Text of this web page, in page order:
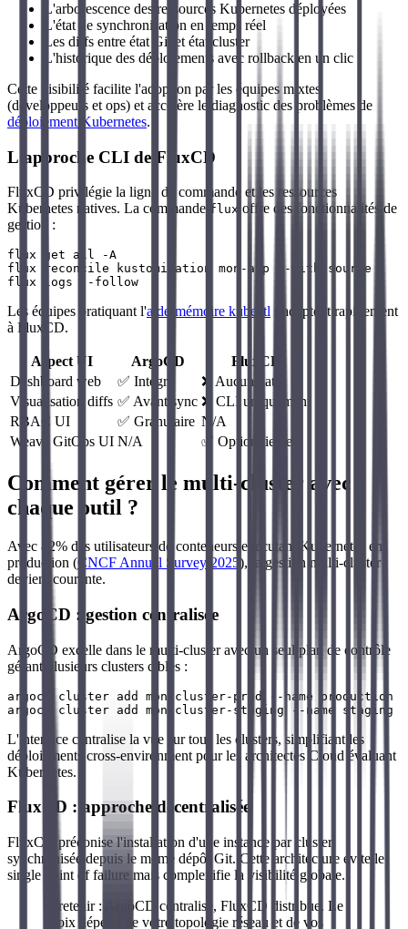
L'arborescence des ressources Kubernetes déployées
L'état de synchronisation en temps réel
Les diffs entre état Git et état cluster
L'historique des déploiements avec rollback en un clic
Cette visibilité facilite l'adoption par les équipes mixtes
(développeurs et ops) et accélère le diagnostic des problèmes de
déploiement Kubernetes.
L'approche CLI de FluxCD
FluxCD privilégie la ligne de commande et les ressources
Kubernetes natives. La commande flux offre des fonctionnalités de
gestion :
flux get all -A
flux reconcile kustomization mon-app --with-source
Les équipes pratiquant l'aide-mémoire kubectl s'adaptent rapidement
à FluxCD.
Aspect UI ArgoCD
FluxCD
Dashboard web
✅ Intégré
❌ Aucun natif
Visualisation diffs ✅ Avant sync ❌ CLI uniquement
RBAC UI
✅ Granulaire N/A
Weave GitOps UI N/A ✅ Option tierce
Comment gérer le multi-cluster avec
chaque outil ?
Avec 82% des utilisateurs de conteneurs exécutant Kubernetes en
production (CNCF Annual Survey 2025 ), la gestion multi-cluster
devient courante.
ArgoCD : gestion centralisée
ArgoCD excelle dans le multi-cluster avec un seul plan de contrôle
gérant plusieurs clusters cibles :
argocd cluster add mon-cluster-prod --name production
L'interface centralise la vue sur tous les clusters, simplifiant les
déploiements cross-environment pour les architectes Cloud évaluant
Kubernetes.
FluxCD : approche décentralisée
FluxCD préconise l'installation d'une instance par cluster,
synchronisée depuis le même dépôt Git. Cette architecture évite le
single point of failure mais complexifie la visibilité globale.
À retenir : ArgoCD centralise, FluxCD distribue. Le
choix dépend de votre topologie réseau et de vos